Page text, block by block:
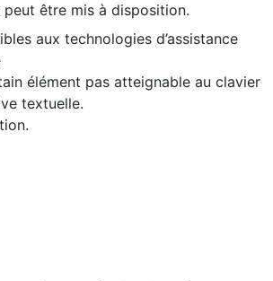
peut être mis à disposition.
aux technologies d’assistance
élément pas atteignable au clavier
textuelle.